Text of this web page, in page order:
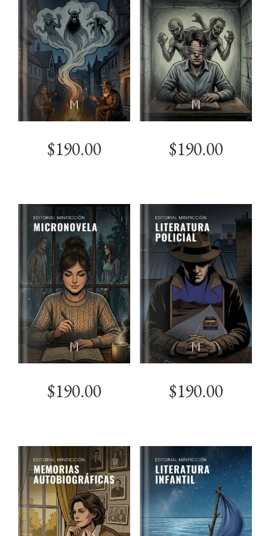
$190.00 $190.00
$190.00 $190.00